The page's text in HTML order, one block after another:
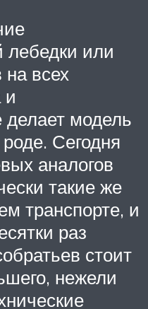
лебедки или
всех
и
делает модель
Сегодня
аналогов
такие же
транспорте, и
раз
стоит
нежели